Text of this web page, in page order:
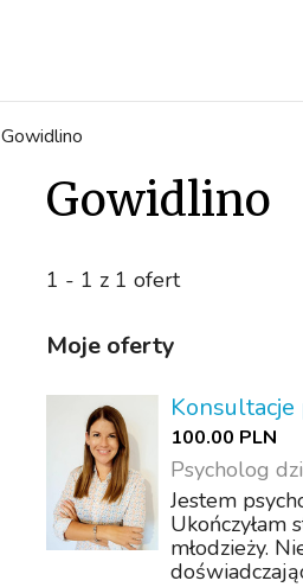
Gowidlino
Gowidlino
1 - 1 z 1 ofert
Moje oferty
100.00 PLN
Psycholog
Jestem
młodzieży.